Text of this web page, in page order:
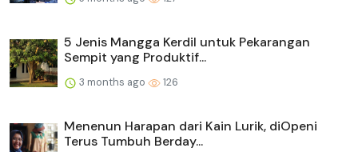
5 Jenis Mangga Kerdil untuk Pekarangan
Sempit yang Produktif...
3 months ago 126
Menenun Harapan dari Kain Lurik, diOpeni
Terus Tumbuh Berday...